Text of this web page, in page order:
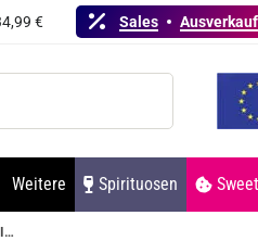
€ Sales Ausverkauf
Weitere Spirituosen
Pod Salt Fits – Ice Menthol – Prefilled Pod 3er Pack